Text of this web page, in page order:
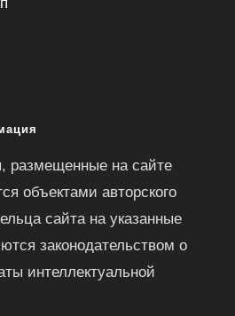
размещенные на сайте
объектами авторского
сайта на указанные
законодательством о
интеллектуальной